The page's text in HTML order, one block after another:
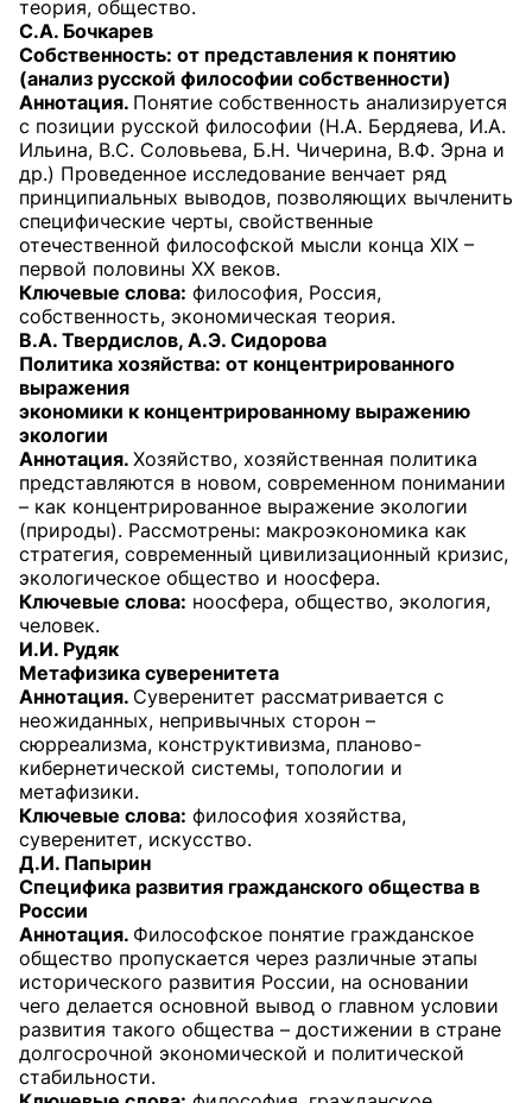
теория, общество.
С.А. Бочкарев
Собственность: от представления к понятию
(анализ русской философии собственности)
Аннотация. Понятие собственность анализируется
с позиции русской философии (Н.А. Бердяева, И.А.
Ильина, В.С. Соловьева, Б.Н. Чичерина, В.Ф. Эрна и
др.) Проведенное исследование венчает ряд
принципиальных выводов, позволяющих вычленить
специфические черты, свойственные
отечественной философской мысли конца XIX –
первой половины XX веков.
Ключевые слова: философия, Россия,
собственность, экономическая теория.
В.А. Твердислов, А.Э. Сидорова
Политика хозяйства: от концентрированного
выражения
экономики к концентрированному выражению
экологии
Аннотация. Хозяйство, хозяйственная политика
представляются в новом, современном понимании
– как концентрированное выражение экологии
(природы). Рассмотрены: макроэкономика как
стратегия, современный цивилизационный кризис,
экологическое общество и ноосфера.
Ключевые слова: ноосфера, общество, экология,
человек.
И.И. Рудяк
Метафизика суверенитета
Аннотация. Суверенитет рассматривается с
неожиданных, непривычных сторон –
сюрреализма, конструктивизма, планово-
кибернетической системы, топологии и
метафизики.
Ключевые слова: философия хозяйства,
суверенитет, искусство.
Д.И. Папырин
Специфика развития гражданского общества в
России
Аннотация. Философское понятие гражданское
общество пропускается через различные этапы
исторического развития России, на основании
чего делается основной вывод о главном условии
развития такого общества – достижении в стране
долгосрочной экономической и политической
стабильности.